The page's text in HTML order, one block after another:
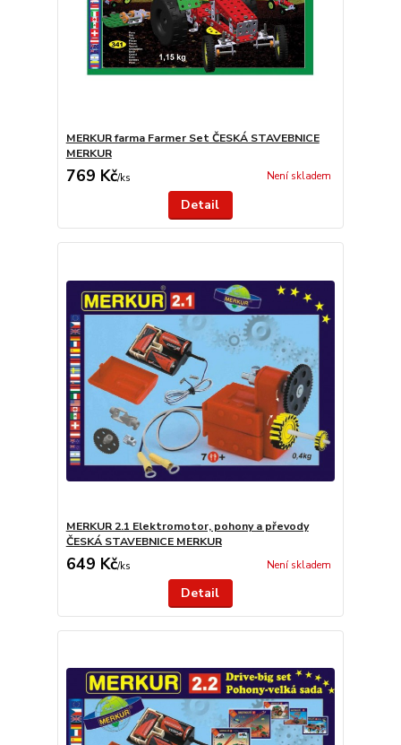
MERKUR farma Farmer Set ČESKÁ STAVEBNICE
MERKUR
769 Kč/ks Není skladem
Detail
MERKUR 2.1 Elektromotor, pohony a převody
ČESKÁ STAVEBNICE MERKUR
649 Kč/ks Není skladem
Detail